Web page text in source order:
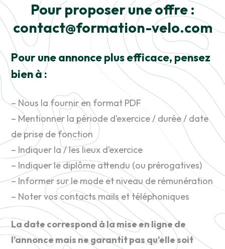
Pour proposer une offre :
contact@formation-velo.com
Pour une annonce plus efficace, pensez
bien à :
– Nous la fournir en format PDF
– Mentionner la période d’exercice / durée / date
de prise de fonction
– Indiquer la / les lieux d’exercice
– Indiquer le diplôme attendu (ou prérogatives)
– Informer sur le mode et niveau de rémunération
– Noter vos contacts mails et téléphoniques
La date correspond à la mise en ligne de
l’annonce mais ne garantit pas qu’elle soit